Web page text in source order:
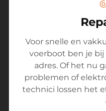
Voor snelle en
voerboot ben je
adres. Of het nu
problemen of
technici lossen het